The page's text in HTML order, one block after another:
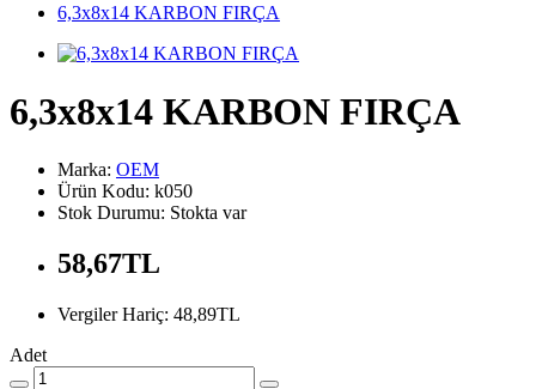
6,3x8x14 KARBON FIRÇA
6,3x8x14 KARBON FIRÇA
Marka: OEM
Ürün Kodu: k050
Stok Durumu: Stokta var
58,67TL
Vergiler Hariç: 48,89TL
Adet